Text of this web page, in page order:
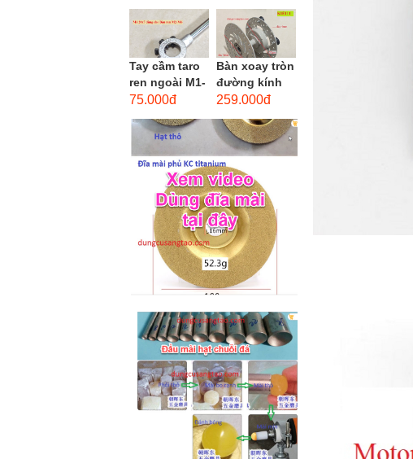
đường kính...
Tay cầm taro
ren ngoài M1-
M1.8 (mã
vặn Bàn ren
75.000đ
Bàn xoay tròn
đường kính
22cm bằng
259.000đ